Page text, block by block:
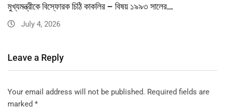
মুখ্যমন্ত্রীকে বিস্ফোরক চিঠি কাকলির – বিষয় ১৯৯৩ সালের…
July 4, 2026
Leave a Reply
Your email address will not be published. Required fields are
marked *